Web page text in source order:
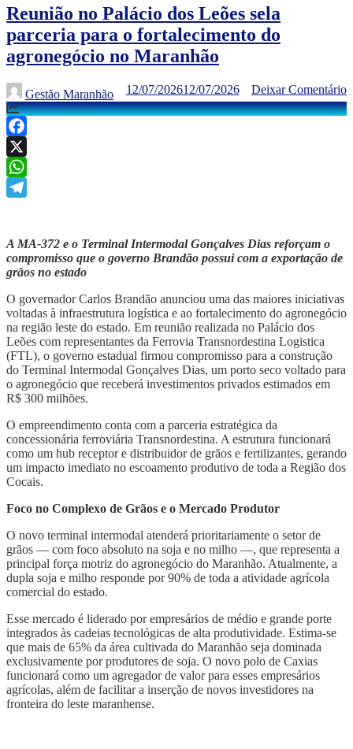
Reunião no Palácio dos Leões sela
parceria para o fortalecimento do
agronegócio no Maranhão
Gestão Maranhão 12/07/202612/07/2026 Deixar Comentário
Facebook
X
WhatsApp
A MA-372 e o Terminal Intermodal Gonçalves Dias reforçam o
compromisso que o governo Brandão possui com a exportação de
grãos no estado
O governador Carlos Brandão anunciou uma das maiores iniciativas
voltadas à infraestrutura logística e ao fortalecimento do agronegócio
na região leste do estado. Em reunião realizada no Palácio dos
Leões com representantes da Ferrovia Transnordestina Logistica
(FTL), o governo estadual firmou compromisso para a construção
do Terminal Intermodal Gonçalves Dias, um porto seco voltado para
o agronegócio que receberá investimentos privados estimados em
R$ 300 milhões.
O empreendimento conta com a parceria estratégica da
concessionária ferroviária Transnordestina. A estrutura funcionará
como um hub receptor e distribuidor de grãos e fertilizantes, gerando
um impacto imediato no escoamento produtivo de toda a Região dos
Cocais.
Foco no Complexo de Grãos e o Mercado Produtor
O novo terminal intermodal atenderá prioritariamente o setor de
grãos — com foco absoluto na soja e no milho —, que representa a
principal força motriz do agronegócio do Maranhão. Atualmente, a
dupla soja e milho responde por 90% de toda a atividade agrícola
comercial do estado.
Esse mercado é liderado por empresários de médio e grande porte
integrados às cadeias tecnológicas de alta produtividade. Estima-se
que mais de 65% da área cultivada do Maranhão seja dominada
exclusivamente por produtores de soja. O novo polo de Caxias
funcionará como um agregador de valor para esses empresários
agrícolas, além de facilitar a inserção de novos investidores na
fronteira do leste maranhense.